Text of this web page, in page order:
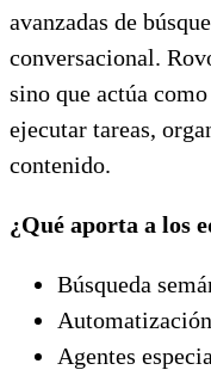
avanzadas de
conversacional.
sino que actúa
ejecutar tareas,
contenido.
¿Qué aporta a los
Búsqueda
Agentes